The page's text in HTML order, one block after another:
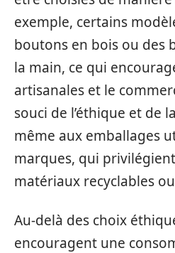
exemple, certains
boutons en bois ou des
la main, ce qui
artisanales et le
souci de l’éthique et de
même aux emballages
marques, qui
matériaux recyclables
Au-delà des choix
encouragent une